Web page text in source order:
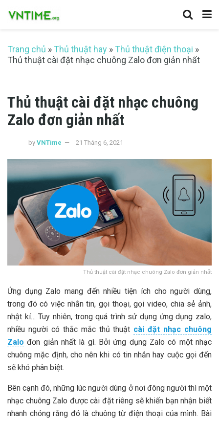
Trang chủ » Thủ thuật hay » Thủ thuật điện thoại »
Thủ thuật cài đặt nhạc chuông Zalo đơn giản nhất
Thủ thuật cài đặt nhạc chuông
Zalo đơn giản nhất
by VNTime 21 Tháng 6, 2021
Thủ thuật cài đặt nhạc chuông Zalo đơn giản nhất
Ứng dụng Zalo mang đến nhiều tiện ích cho người dùng,
trong đó có việc nhắn tin, gọi thoại, gọi video, chia sẻ ảnh,
nhật kí… Tuy nhiên, trong quá trình sử dụng ứng dụng zalo,
nhiều người có thắc mắc thủ thuật cài đặt nhạc chuông
Zalo đơn giản nhất là gì. Bởi ứng dụng Zalo có một nhạc
chuông mặc định, cho nên khi có tin nhắn hay cuộc gọi đến
sẽ khó phân biệt.
Bên cạnh đó, những lúc người dùng ở nơi đông người thì một
nhạc chuông Zalo được cài đặt riêng sẽ khiến bạn nhận biết
nhanh chóng rằng đó là chuông từ điện thoại của mình. Bài